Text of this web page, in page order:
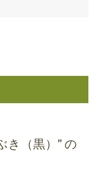
き（黒）” の